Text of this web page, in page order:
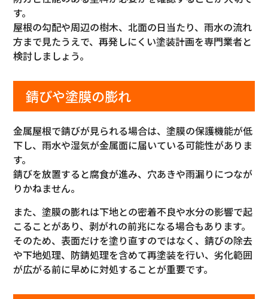
す。
屋根の勾配や周辺の樹木、北面の日当たり、雨水の流れ
方まで見たうえで、再発しにくい塗装計画を専門業者と
検討しましょう。
錆びや塗膜の膨れ
金属屋根で錆びが見られる場合は、塗膜の保護機能が低
下し、雨水や湿気が金属面に届いている可能性がありま
す。
錆びを放置すると腐食が進み、穴あきや雨漏りにつなが
りかねません。
また、塗膜の膨れは下地との密着不良や水分の影響で起
こることがあり、剥がれの前兆になる場合もあります。
そのため、表面だけを塗り直すのではなく、錆びの除去
や下地処理、防錆処理を含めて再塗装を行い、劣化範囲
が広がる前に早めに対処することが重要です。